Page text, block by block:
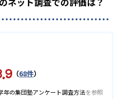
対して、ハイステップでは一
習ができる。
ず、教科書内容にとどまらな
軟な発想と粘り強い思考力を
遅い時間から授業が開講される
いる。また、映像授業を活用
元別に端的にまとめられてい
の合間にもピンポイントで効
分野の克服に最適だ。e-STEP
とどまらない内容にチャレン
まで踏み込んだ先取り学習も
スムーズだ。
厚木高校
（68件）
年の集団塾アンケート調査方法を参照